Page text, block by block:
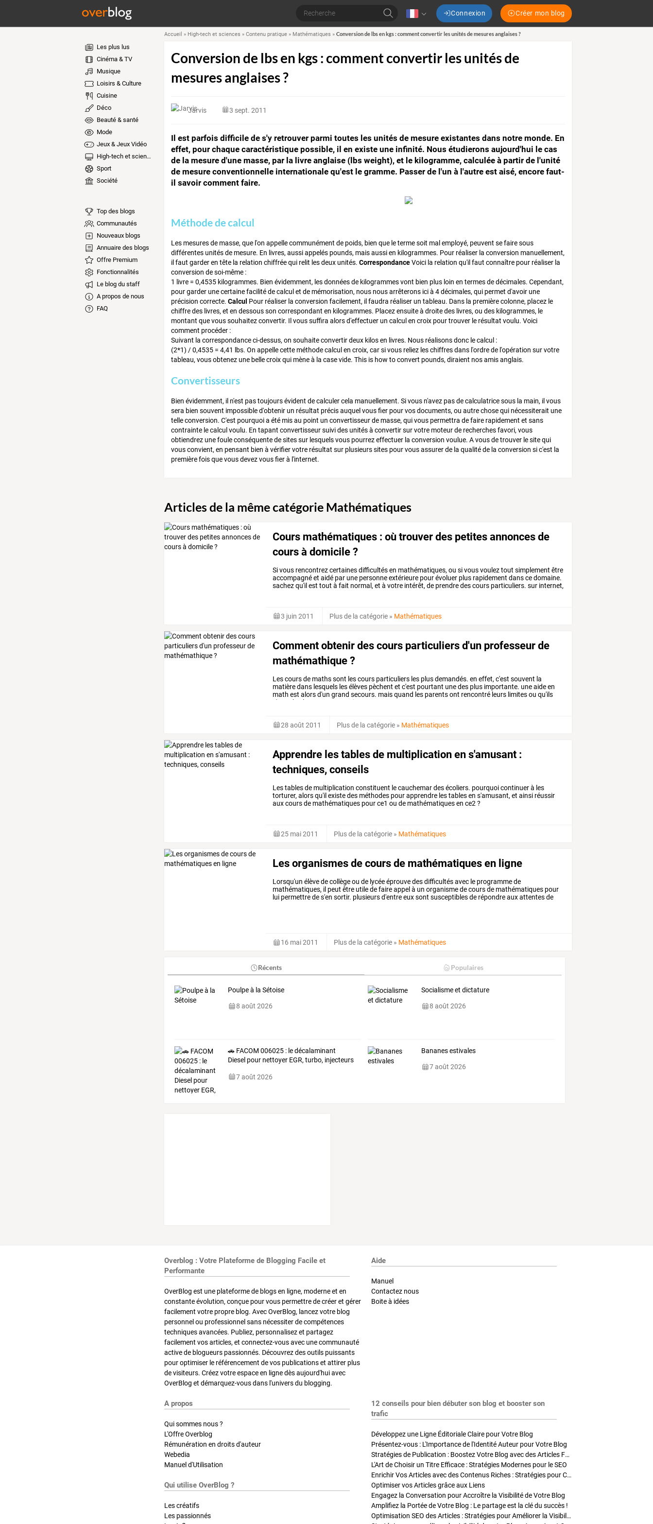
Connexion Créer mon blog
Les plus lus
Cinéma & TV
Musique
Loisirs & Culture
Cuisine
Déco
Beauté & santé
Mode
Jeux & Jeux Vidéo
High-tech et sciences
Sport
Société
Top des blogs
Communautés
Nouveaux blogs
Annuaire des blogs
Offre Premium
Fonctionnalités
Le blog du staff
A propos de nous
FAQ
Accueil » High-tech et sciences » Contenu pratique» Mathématiques » Conversion de lbs en kgs : comment convertir les unités de mesures anglaises ?
Conversion de lbs en kgs : comment convertir les unités de
mesures anglaises ?
Jarvis 3 sept. 2011
Il est parfois difficile de s'y retrouver parmi toutes les unités de mesure existantes dans notre monde. En
effet, pour chaque caractéristique possible, il en existe une infinité. Nous étudierons aujourd'hui le cas
de la mesure d'une masse, par la livre anglaise (lbs weight), et le kilogramme, calculée à partir de l'unité
de mesure conventionnelle internationale qu'est le gramme. Passer de l'un à l'autre est aisé, encore faut-
il savoir comment faire.
Méthode de calcul
Les mesures de masse, que l'on appelle communément de poids, bien que le terme soit mal employé, peuvent se faire sous
différentes unités de mesure. En livres, aussi appelés pounds, mais aussi en kilogrammes. Pour réaliser la conversion manuellement,
il faut garder en tête la relation chiffrée qui relit les deux unités. CorrespondanceVoici la relation qu'il faut connaître pour réaliser la
conversion de soi-même :
1 livre = 0,4535 kilogrammes. Bien évidemment, les données de kilogrammes vont bien plus loin en termes de décimales. Cependant,
pour garder une certaine facilité de calcul et de mémorisation, nous nous arrêterons ici à 4 décimales, qui permet d'avoir une
précision correcte. Calcul Pour réaliser la conversion facilement, il faudra réaliser un tableau. Dans la première colonne, placez le
chiffre des livres, et en dessous son correspondant en kilogrammes. Placez ensuite à droite des livres, ou des kilogrammes, le
montant que vous souhaitez convertir. Il vous suffira alors d'effectuer un calcul en croix pour trouver le résultat voulu. Voici
comment procéder :
Suivant la correspondance ci-dessus, on souhaite convertir deux kilos en livres. Nous réalisons donc le calcul :
(2*1) / 0,4535 = 4,41 lbs. On appelle cette méthode calcul en croix, car si vous reliez les chiffres dans l'ordre de l'opération sur votre
tableau, vous obtenez une belle croix qui mène à la case vide. This is how to convert pounds, diraient nos amis anglais.
Convertisseurs
Bien évidemment, il n'est pas toujours évident de calculer cela manuellement. Si vous n'avez pas de calculatrice sous la main, il vous
sera bien souvent impossible d'obtenir un résultat précis auquel vous fier pour vos documents, ou autre chose qui nécessiterait une
telle conversion. C'est pourquoi a été mis au point un convertisseur de masse, qui vous permettra de faire rapidement et sans
contrainte le calcul voulu. En tapant convertisseur suivi des unités à convertir sur votre moteur de recherches favori, vous
obtiendrez une foule conséquente de sites sur lesquels vous pourrez effectuer la conversion voulue. A vous de trouver le site qui
vous convient, en pensant bien à vérifier votre résultat sur plusieurs sites pour vous assurer de la qualité de la conversion si c'est la
première fois que vous devez vous fier à l'internet.
Articles de la même catégorie Mathématiques
Cours mathématiques : où trouver des petites annonces de
cours à domicile ?
Sivous rencontrezcertainesdifficultésen mathématiques, ou sivousvouleztout simplement être
accompagnéet aidé par une personneextérieure pourévoluer plus rapidement danscedomaine.
sachezqu'il est tout à fait normal, et à votre intérêt, de prendredescours particuliers. sur internet,
3 juin 2011 Plus de la catégorie » Mathématiques
Comment obtenir des cours particuliers d'un professeur de
mathémathique ?
Lescoursde mathssont lescours particuliers les plusdemandés. en effet, c'est souvent la
matièredans lesquels lesélèves pèchent et c'est pourtant unedes plus importante. uneaideen
math est alorsd'un grand secours. maisquand les parentsont rencontré leurs limitesou qu'ils
n'ont
plus le qui
28 août 2011 Plus de la catégorie » Mathématiques
Apprendre les tables de multiplication en s'amusant :
techniques, conseils
Les tables de multiplication constituent le cauchemar des écoliers. pourquoi continuer à les
torturer, alors qu'il existe des méthodes pour apprendre les tables en s'amusant, et ainsi réussir
aux cours de mathématiques pour ce1 ou de mathématiques en ce2 ?
25 mai 2011 Plus de la catégorie » Mathématiques
Les organismes de cours de mathématiques en ligne
Lorsqu'un élève de collège ou de lycée éprouve des difficultés avec le programme de
mathématiques, il peut être utile de faire appel à un organisme de cours de mathématiques pour
lui permettre de s'en sortir. plusieurs d'entre eux sont susceptibles de répondre aux attentes de
16 mai 2011 Plus de la catégorie » Mathématiques
Récents Populaires
Poulpe à la Sétoise
8 août 2026
Socialisme et dictature
8 août 2026
🚗 FACOM 006025 : le décalaminant
Diesel pour nettoyer EGR, turbo, injecteurs
7 août 2026
Bananes estivales
7 août 2026
Overblog : Votre Plateforme de Blogging Facile et
Performante
OverBlog est une plateforme de blogs en ligne, moderne et en
constante évolution, conçue pour vous permettre de créer et gérer
facilement votre propre blog. Avec OverBlog, lancez votre blog
personnel ou professionnel sans nécessiter de compétences
techniques avancées. Publiez, personnalisez et partagez
facilement vos articles, et connectez-vous avec une communauté
active de blogueurs passionnés. Découvrez des outils puissants
pour optimiser le référencement de vos publications et attirer plus
de visiteurs. Créez votre espace en ligne dès aujourd'hui avec
OverBlog et démarquez-vous dans l'univers du blogging.
Aide
Manuel
Contactez nous
Boite à idées
A propos
Qui sommes nous ?
L'Offre Overblog
Rémunération en droits d'auteur
Webedia
Manuel d'Utilisation
Qui utilise OverBlog ?
Les créatifs
Les passionnés
12 conseils pour bien débuter son blog et booster son
trafic
Développez une Ligne Éditoriale Claire pour Votre Blog
Présentez-vous : L'Importance de l'Identité Auteur pour Votre Blog
Stratégies de Publication : Boostez Votre Blog avec des Articles Fréquents et Exclusifs
L'Art de Choisir un Titre Efficace : Stratégies Modernes pour le SEO
Enrichir Vos Articles avec des Contenus Riches : Stratégies pour Captiver et Optimiser
Optimiser vos Articles grâce aux Liens
Engagez la Conversation pour Accroître la Visibilité de Votre Blog
Amplifiez la Portée de Votre Blog : Le partage est la clé du succès !
Optimisation SEO des Articles : Stratégies pour Améliorer la Visibilité de Votre Blog